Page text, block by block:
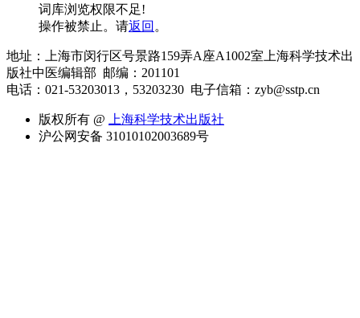
词库浏览权限不足!
操作被禁止。请返回 。
地址：上海市闵行区号景路159弄A座A1002室上海科学技术出
版社中医编辑部 邮编：201101
电话：021-53203013，53203230 电子信箱：zyb@sstp.cn
版权所有 @
上海科学技术出版社
沪公网安备 31010102003689号